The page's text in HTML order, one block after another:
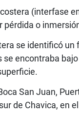
(interfase
o
se identificó
encontraba
San Juan,
de Chavica, en